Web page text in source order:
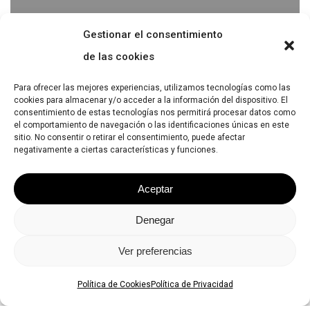
Gestionar el consentimiento
de las cookies
Para ofrecer las mejores experiencias, utilizamos tecnologías como las
cookies para almacenar y/o acceder a la información del dispositivo. El
consentimiento de estas tecnologías nos permitirá procesar datos como
el comportamiento de navegación o las identificaciones únicas en este
sitio. No consentir o retirar el consentimiento, puede afectar
negativamente a ciertas características y funciones.
Aceptar
Denegar
Ver preferencias
Política de Cookies Política de Privacidad